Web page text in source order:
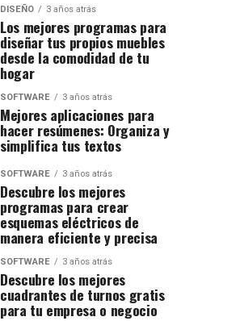
DISEÑO 3 años atrás
Los mejores programas para
diseñar tus propios muebles
desde la comodidad de tu
hogar
SOFTWARE 3 años atrás
Mejores aplicaciones para
hacer resúmenes: Organiza y
simplifica tus textos
SOFTWARE 3 años atrás
Descubre los mejores
programas para crear
esquemas eléctricos de
manera eficiente y precisa
SOFTWARE 3 años atrás
Descubre los mejores
cuadrantes de turnos gratis
para tu empresa o negocio